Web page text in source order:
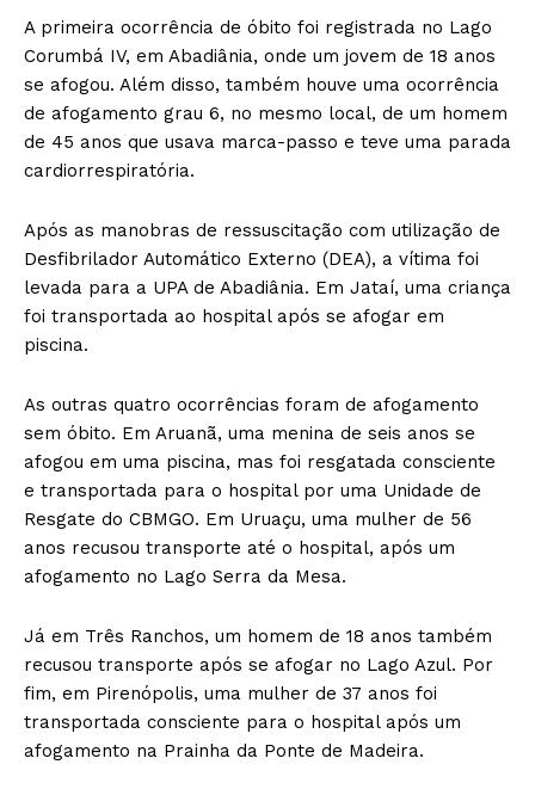
A primeira ocorrência de óbito foi registrada no Lago
Corumbá IV, em Abadiânia, onde um jovem de 18 anos
se afogou. Além disso, também houve uma ocorrência
de afogamento grau 6, no mesmo local, de um homem
de 45 anos que usava marca-passo e teve uma parada
cardiorrespiratória.
Após as manobras de ressuscitação com utilização de
Desfibrilador Automático Externo (DEA), a vítima foi
levada para a UPA de Abadiânia. Em Jataí, uma criança
foi transportada ao hospital após se afogar em
piscina.
As outras quatro ocorrências foram de afogamento
sem óbito. Em Aruanã, uma menina de seis anos se
afogou em uma piscina, mas foi resgatada consciente
e transportada para o hospital por uma Unidade de
Resgate do CBMGO. Em Uruaçu, uma mulher de 56
anos recusou transporte até o hospital, após um
afogamento no Lago Serra da Mesa.
Já em Três Ranchos, um homem de 18 anos também
recusou transporte após se afogar no Lago Azul. Por
fim, em Pirenópolis, uma mulher de 37 anos foi
transportada consciente para o hospital após um
afogamento na Prainha da Ponte de Madeira.